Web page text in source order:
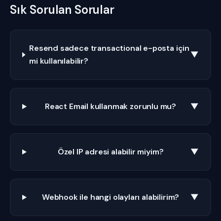
Sık Sorulan Sorular
Resend sadece transactional e-posta için
mi kullanılabilir?
▼
React Email kullanmak zorunlu mu? ▼
Özel IP adresi alabilir miyim? ▼
Webhook ile hangi olayları alabilirim? ▼